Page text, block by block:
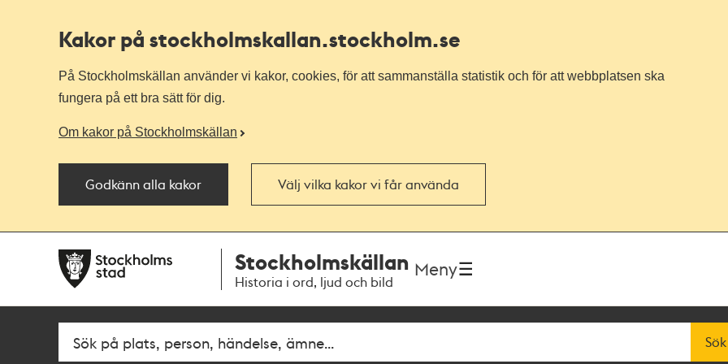
Kakor på stockholmskallan.stockholm.se
På Stockholmskällan använder vi kakor, cookies, för att sammanställa statistik och för att webbplatsen ska
fungera på ett bra sätt för dig.
Om kakor på Stockholmskällan
Godkänn alla kakor Välj vilka kakor vi får använda
navigationen
huvudinnehållet
Stockholmskällan
Historia i ord, ljud och bild
Meny
Fritextsök Sök